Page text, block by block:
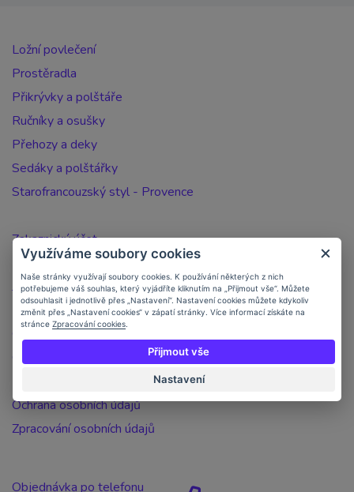
Ložní povlečení
Prostěradla
Přikrývky a polštáře
Ručníky a osušky
Přehozy a deky
Sedáky a polštářky
Starofrancouzský styl - Provence
Zakaznický účet
Registrace zákazníka
Jak nakupovat
Doprava a platba
Objednávka po telefonu
Obchodní podmínky
Ochrana osobních údajů
Zpracování osobních údajů
Objednávka po telefonu
Využíváme soubory cookies
Naše stránky využívají soubory cookies. K používání některých z nich
potřebujeme váš souhlas, který vyjádříte kliknutím na „Přijmout vše“. Můžete
odsouhlasit i jednotlivě přes „Nastavení“. Nastavení cookies můžete kdykoliv
změnit přes „Nastavení cookies“ v zápatí stránky. Více informací získáte na
stránce Zpracování cookies
Přijmout vše
Nastavení